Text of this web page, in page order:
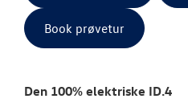
Book prøvetur
Den 100% elektriske ID.4